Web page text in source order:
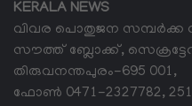
KERALA NEWS
വിവര പൊതുജന സമ്പര്‍ക്ക
സൗത്ത് ബ്ലോക്ക്,
തിരുവനന്തപുരം-695 001,
ഫോൺ 0471-2327782,